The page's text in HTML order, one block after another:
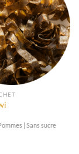
| Sans sucre